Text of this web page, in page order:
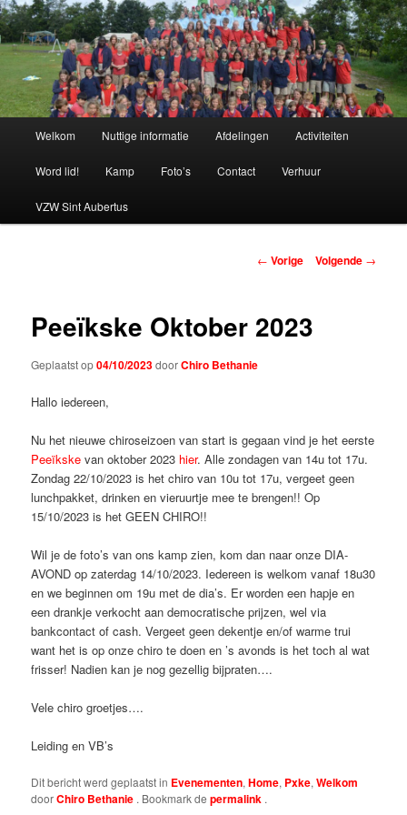
Spring
naar
de
inhoudChiro Bethanie
Welkom Nuttige informatie Afdelingen Activiteiten
Word lid! Kamp Foto’s Contact Verhuur
VZW Sint Aubertus
Berichtnavigatie
← Vorige Volgende →
Peeïkske Oktober 2023
Geplaatst op04/10/2023doorChiro Bethanie
Hallo iedereen,
Nu het nieuwe chiroseizoen van start is gegaan vind je het eerste
Peeïkske van oktober 2023 hier. Alle zondagen van 14u tot 17u.
Zondag 22/10/2023 is het chiro van 10u tot 17u, vergeet geen
lunchpakket, drinken en vieruurtje mee te brengen!! Op
15/10/2023 is het GEEN CHIRO!!
Wil je de foto’s van ons kamp zien, kom dan naar onze DIA-
AVOND op zaterdag 14/10/2023. Iedereen is welkom vanaf 18u30
en we beginnen om 19u met de dia’s. Er worden een hapje en
een drankje verkocht aan democratische prijzen, wel via
bankcontact of cash. Vergeet geen dekentje en/of warme trui
want het is op onze chiro te doen en ’s avonds is het toch al wat
frisser! Nadien kan je nog gezellig bijpraten….
Vele chiro groetjes….
Leiding en VB’s
Dit bericht werd geplaatst in Evenementen,Home, Pxke,Welkom
doorChiro Bethanie . Bookmark depermalink .